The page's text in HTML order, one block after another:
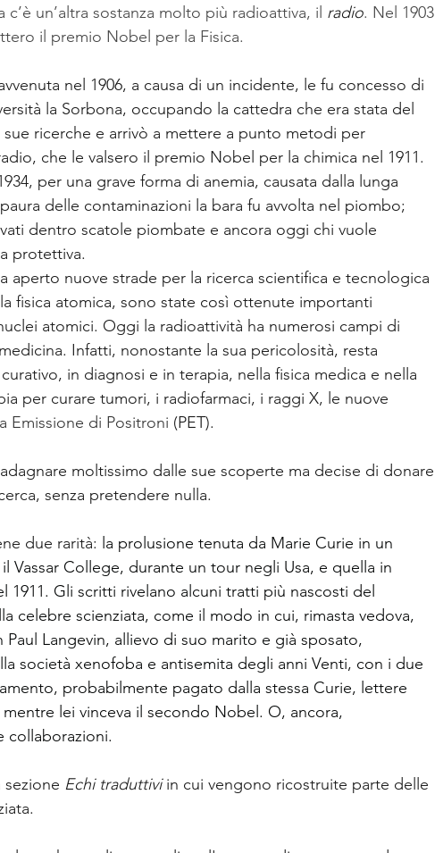
un’altra sostanza molto più radioattiva, il radio. Nel 1903
il premio Nobel per la Fisica.
nel 1906, a causa di un incidente, le fu concesso di
la Sorbona, occupando la cattedra che era stata del
ricerche e arrivò a mettere a punto metodi per
che le valsero il premio Nobel per la chimica nel 1911.
per una grave forma di anemia, causata dalla lunga
delle contaminazioni la bara fu avvolta nel piombo;
dentro scatole piombate e ancora oggi chi vuole
protettiva.
aperto nuove strade per la ricerca scientifica e tecnologica
fisica atomica, sono state così ottenute importanti
atomici. Oggi la radioattività ha numerosi campi di
Infatti, nonostante la sua pericolosità, resta
in diagnosi e in terapia, nella fisica medica e nella
per curare tumori, i radiofarmaci, i raggi X, le nuove
Emissione di Positroni (PET).
moltissimo dalle sue scoperte ma decise di donare
senza pretendere nulla.
due rarità: la prolusione tenuta da Marie Curie in un
Vassar College, durante un tour negli Usa, e quella in
Gli scritti rivelano alcuni tratti più nascosti del
celebre scienziata, come il modo in cui, rimasta vedova,
Paul Langevin, allievo di suo marito e già sposato,
società xenofoba e antisemita degli anni Venti, con i due
probabilmente pagato dalla stessa Curie, lettere
lei vinceva il secondo Nobel. O, ancora,
collaborazioni.
Echi traduttivi in cui vengono ricostruite parte delle